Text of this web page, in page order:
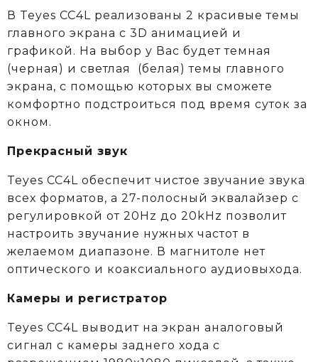
В Teyes СС4L реализованы 2 красивые темы
главного экрана с 3D анимацией и
графикой. На выбор у Вас будет темная
(черная) и светлая (белая) темы главного
экрана, с помощью которых вы сможете
комфортно подстроиться под время суток за
окном.
Прекрасный звук
Teyes CC4L обеспечит чистое звучание звука
всех форматов, а 27-полосный эквалайзер с
регулировкой от 20Hz до 20kHz позволит
настроить звучание нужных частот в
желаемом диапазоне. В магнитоле нет
оптического и коаксиального аудиовыхода.
Камеры и регистратор
Teyes CC4L выводит на экран аналоговый
сигнал с камеры заднего хода с